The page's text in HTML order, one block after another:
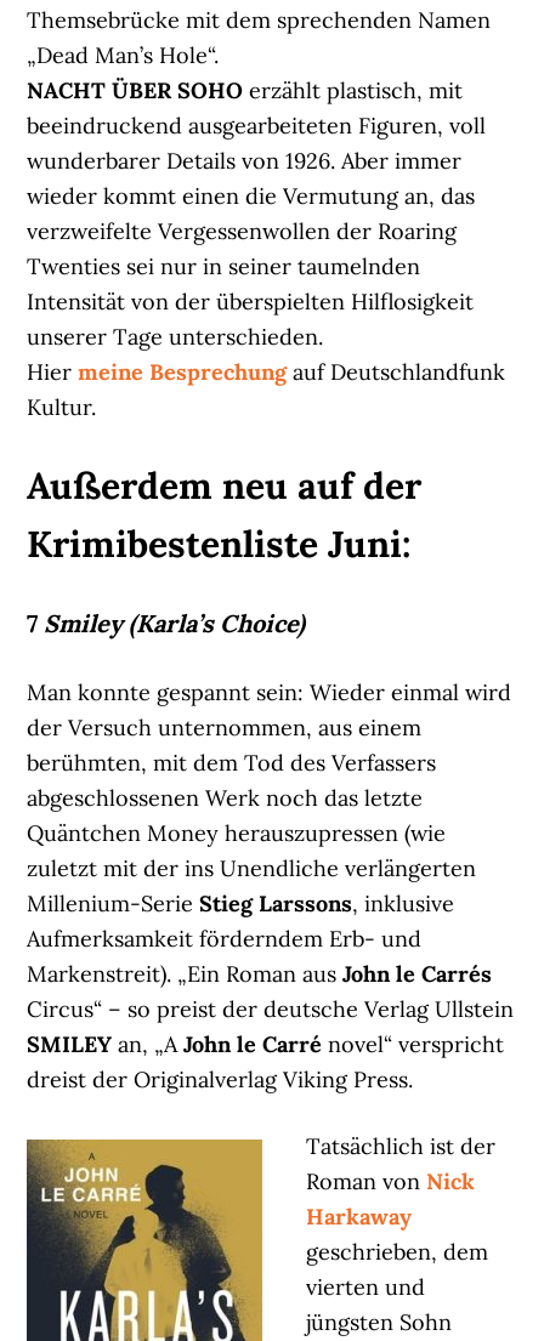
Themsebrücke mit dem sprechenden Namen
„Dead Man’s Hole“.
NACHT ÜBER SOHO erzählt plastisch, mit
beeindruckend ausgearbeiteten Figuren, voll
wunderbarer Details von 1926. Aber immer
wieder kommt einen die Vermutung an, das
verzweifelte Vergessenwollen der Roaring
Twenties sei nur in seiner taumelnden
Intensität von der überspielten Hilflosigkeit
unserer Tage unterschieden.
Hiermeine Besprechungauf Deutschlandfunk
Kultur.
Außerdem neu auf der
Krimibestenliste Juni:
7 Smiley (Karla’s Choice)
Man konnte gespannt sein: Wieder einmal wird
der Versuch unternommen, aus einem
berühmten, mit dem Tod des Verfassers
abgeschlossenen Werk noch das letzte
Quäntchen Money herauszupressen (wie
zuletzt mit der ins Unendliche verlängerten
Millenium-SerieStieg Larssons, inklusive
Aufmerksamkeit förderndem Erb- und
Markenstreit). „Ein Roman ausJohn le Carrés
Circus“ – so preist der deutsche Verlag Ullstein
SMILEY an, „AJohn le Carrénovel“ verspricht
dreist der Originalverlag Viking Press.
Tatsächlich ist der
Roman vonNick
Harkaway
geschrieben, dem
vierten und
jüngsten Sohn